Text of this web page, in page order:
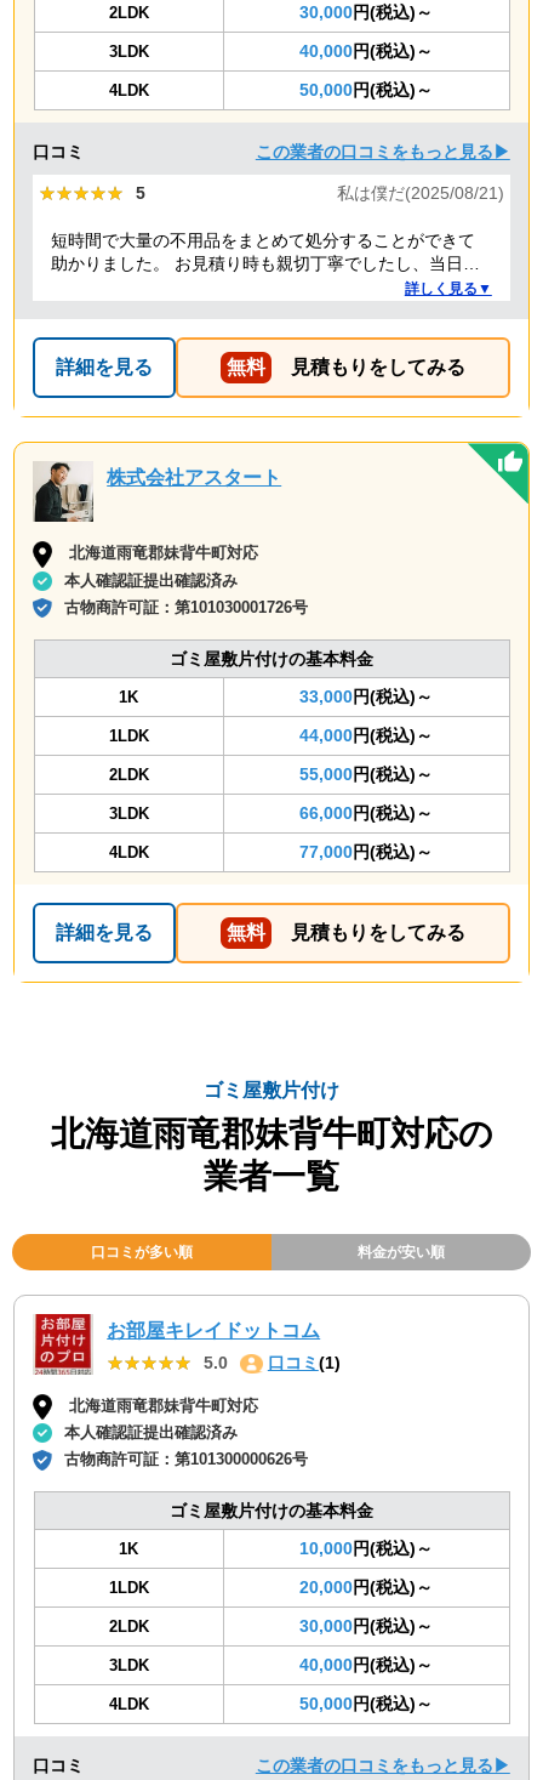
2LDK 30,000円(税込)～
3LDK 40,000円(税込)～
4LDK 50,000円(税込)～
口コミ この業者の口コミをもっと見る▶
★★★★★
★★★★★ 5 私は僕だ(2025/08/21)
短時間で大量の不用品をまとめて処分することができて
助かりました。 お見積り時も親切丁寧でしたし、当日作
業を担当してくれた方たちも礼儀正しく気持ちよく対応
詳しく見る▼
詳細を見る 無料 見積もりをしてみる
株式会社アスタート
北海道雨竜郡妹背牛町対応
本人確認証提出確認済み
古物商許可証：第101030001726号
ゴミ屋敷片付けの基本料金
1K 33,000円(税込)～
1LDK 44,000円(税込)～
2LDK 55,000円(税込)～
3LDK 66,000円(税込)～
4LDK 77,000円(税込)～
詳細を見る 無料 見積もりをしてみる
ゴミ屋敷片付け
北海道雨竜郡妹背牛町対応の
業者一覧
口コミが多い順 料金が安い順
お部屋キレイドットコム
★★★★★
★★★★★ 5.0 口コミ (1)
北海道雨竜郡妹背牛町対応
本人確認証提出確認済み
古物商許可証：第101300000626号
ゴミ屋敷片付けの基本料金
1K 10,000円(税込)～
1LDK 20,000円(税込)～
2LDK 30,000円(税込)～
3LDK 40,000円(税込)～
4LDK 50,000円(税込)～
口コミ この業者の口コミをもっと見る▶